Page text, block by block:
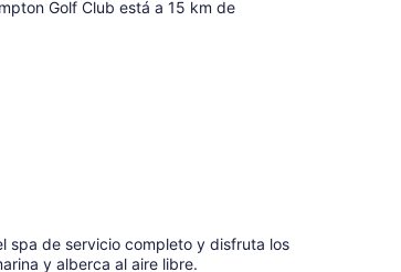
Golf Club está a 15 km de
spa de servicio completo y disfruta los
y alberca al aire libre.